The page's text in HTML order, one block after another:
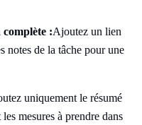
:Ajoutez un lien
notes de la tâche pour une
uniquement le résumé
mesures à prendre dans